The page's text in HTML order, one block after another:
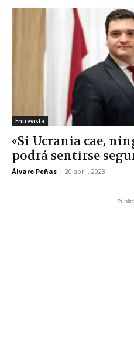
Entrevista
«Si Ucrania cae,
podrá sentirse
Álvaro Peñas - 20 abril, 2023